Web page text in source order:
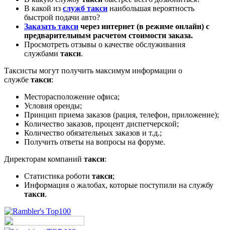
В какой из служб такси наибольшая вероятность
быстрой подачи авто?
Заказать такси через интернет (в режиме онлайн) с
предварительным расчетом стоимости заказа.
Просмотреть отзывы о качестве обслуживания
службами такси.
Таксисты могут получить максимум информации о
службе такси:
Месторасположение офиса;
Условия оренды;
Принцип приема заказов (рация, телефон, приложение);
Количество заказов, процент диспетчерской;
Количество обязательных заказов и т.д.;
Получить ответы на вопросы на форуме.
Директорам компаний такси:
Статистика роботи такси;
Информация о жалобах, которые поступили на службу
такси.